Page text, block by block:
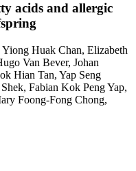
acids and allergic
Huak Chan, Elizabeth
Van Bever, Johan
Hian Tan, Yap Seng
Fabian Kok Peng Yap,
Foong-Fong Chong,